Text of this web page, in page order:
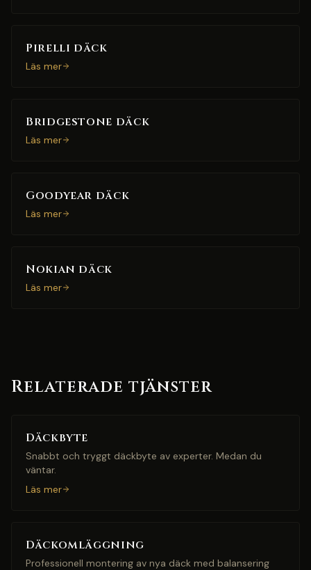
Pirelli däck
Läs mer
Bridgestone däck
Läs mer
Goodyear däck
Läs mer
Nokian däck
Läs mer
Relaterade tjänster
Däckbyte
Snabbt och tryggt däckbyte av experter. Medan du
väntar.
Läs mer
Däckomläggning
Professionell montering av nya däck med balansering